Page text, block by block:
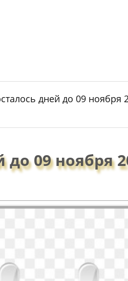
дней до 09 ноября
до 09 ноября